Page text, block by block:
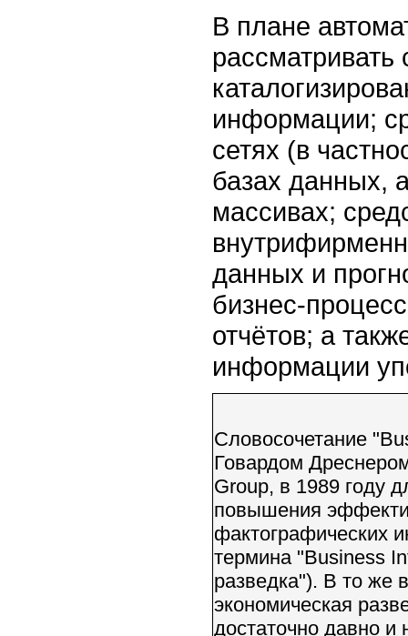
В плане
рассматривать
информации;
сетях (в
базах данных,
массивах;
данных и
бизнес-
отчётов; а
информации
Словосочетание
Говардом
Group, в 1989 году
повышения
фактографических
термина "Business
разведка"). В то же
экономическая
достаточно давно и